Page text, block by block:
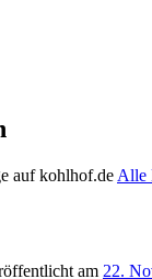
auf kohlhof.de Alle
am 22.